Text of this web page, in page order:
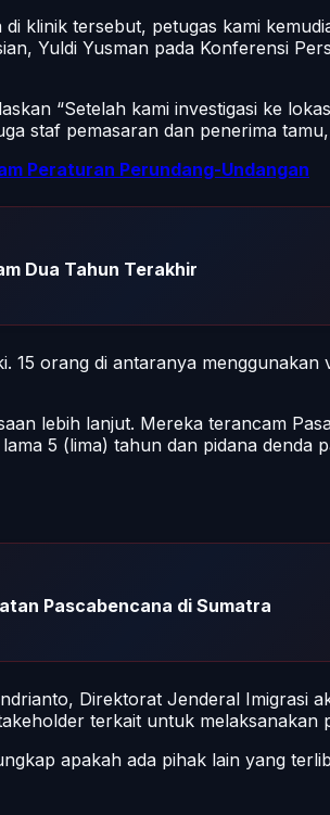
klinik tersebut, petugas kami
Yuldi Yusman pada Konferensi
“Setelah kami investigasi ke
staf pemasaran dan penerima
Peraturan Perundang-Undangan
Dua Tahun Terakhir
orang di antaranya
lebih lanjut. Mereka terancam
5 (lima) tahun dan pidana
Pascabencana di Sumatra
Direktorat Jenderal Imigrasi
terkait untuk melaksanakan
apakah ada pihak lain yang